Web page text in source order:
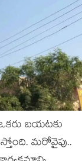
బ‌య‌ట‌కు
మ‌రోవైపు..